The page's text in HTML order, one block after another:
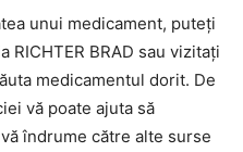
unui medicament, puteți
RICHTER BRAD sau vizitați
medicamentul dorit. De
vă poate ajuta să
îndrume către alte surse